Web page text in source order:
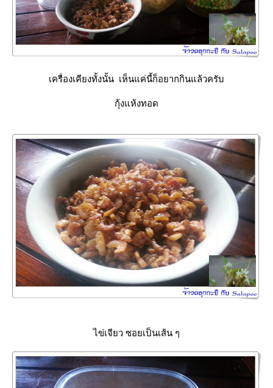
เครื่องเคียงทั้งนั้น เห็นแค่นี้ก็อยากกินแล้วครับ
กุ้งแห้งทอด
ไข่เจียว ซอยเป็นเส้น ๆ